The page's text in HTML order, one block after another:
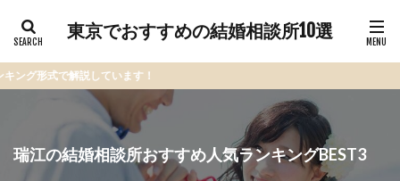
東京でおすすめの結婚相談所10選
しています！
瑞江の結婚相談所おすすめ人気ランキングBEST3